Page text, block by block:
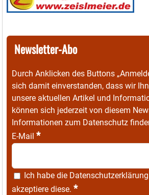
Newsletter-Abo
Durch Anklicken des Buttons
sich damit einverstanden, dass wir
unsere aktuellen Artikel und
können sich jederzeit von diesem
Informationen zum Datenschutz
E-Mail *
Ich habe die Datenschutzerklärung
akzeptiere diese. *